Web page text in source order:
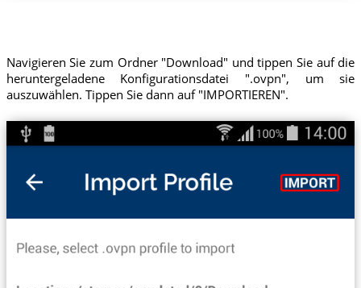
Navigieren Sie zum Ordner "Download" und tippen Sie auf die
heruntergeladene Konfigurationsdatei ".ovpn", um sie
auszuwählen. Tippen Sie dann auf "IMPORTIEREN".